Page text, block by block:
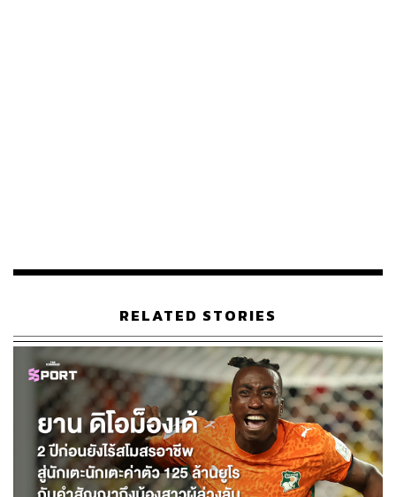
โอกาสหรือสนับสนุนให้เขาได้ทำหน้าที่ของตัวเองในกรอบ
แอบตั้งคำถามเชิงรุกเอาไว้น่าสนใจ
คำถามของเนวิลล์ไม่ได้มีถึงฮาลันด์ แต่เป็นคำถามถึงเพื่อน
ร่วมทีมของเขามากกว่า
“ฮาลันด์มีการขยับตัว เขาพร้อมที่จะไป แต่พวกเขา (นักเตะ
แมนฯ ซิตี้) ไม่ยอมเล่นในจังหวะนั้น” เนวิลล์มองเกม “จำนวน
การวิ่งของเขาที่ถูกเมินเฉยนั้นน่าเหลือเชื่อ”
RELATED STORIES